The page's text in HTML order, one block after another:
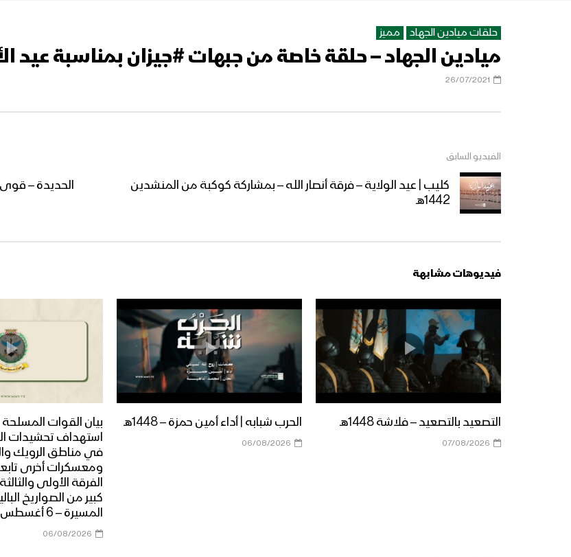
حلقات ميادين الجهاد مميز
ميادين الجهاد – حلقة خاصة من جبهات #جيزان بمناسبة عيد
26/07/2021
الفيديو السابق
كليب | عيد الولاية – فرقة أنصار الله – بمشاركة كوكبة من المنشدين
1442هـ
الحديدة –
فيديوهات مشابهة
التصعيد بالتصعيد – فلاشة 1448هـ
07/08/2026
الحرب شبابه | أداء أمين حمزة – 1448هـ
06/08/2026
بيان القوات المسلحة
استهداف تحشيدات
في مناطق الرويك
ومعسكرات أخرى
الفرقة الأولى
كبير من الصواريخ
المسيرة – 6 أغسطس 2026م
06/08/2026